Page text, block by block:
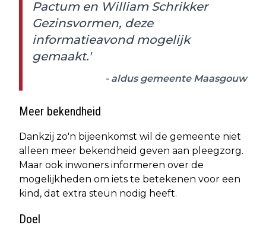
Pactum en William Schrikker
Gezinsvormen, deze
informatieavond mogelijk
gemaakt.'
- aldus gemeente Maasgouw
Meer bekendheid
Dankzij zo'n bijeenkomst wil de gemeente niet
alleen meer bekendheid geven aan pleegzorg.
Maar ook inwoners informeren over de
mogelijkheden om iets te betekenen voor een
kind, dat extra steun nodig heeft.
Doel